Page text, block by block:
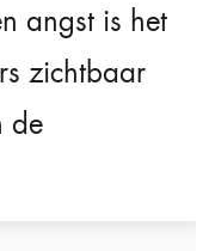
angst is het
zichtbaar
de